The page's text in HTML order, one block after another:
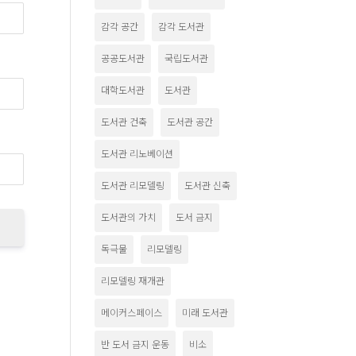
감각 공간 감각 도서관
공공도서관 국립도서관
대학도서관 도서관
도서관 건축 도서관 공간
도서관 리노베이션
도서관 리모델링 도서관 신축
도서관의 가치 도서 금지
독극물 리모델링
리모델링 재개관
메이커스페이스 미래 도서관
반 도서 금지 운동 비소